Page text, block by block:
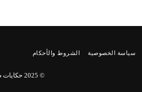
سياسة الخصوصية الشروط والأحكام
© 2025 حكايات